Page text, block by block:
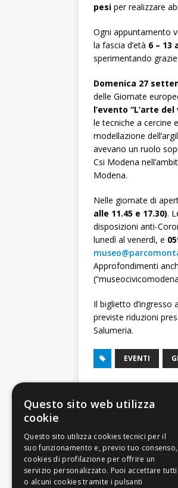
pesi per realizzare
Ogni appuntamento
la fascia d’età 6 – 13
sperimentando
Domenica 27
delle Giornate
l’evento “L’arte del
le tecniche a cercine
modellazione
avevano un ruolo
Csi Modena
Modena.
Nelle giornate di
alle 11.45 e 17.30).
disposizioni anti-
lunedì al venerdì, e
Approfondimenti
Il biglietto
previste riduzioni
Salumeria.
EVENTI
ARTICOLO
ARTICOLI
Questo sito web utilizza
cookie